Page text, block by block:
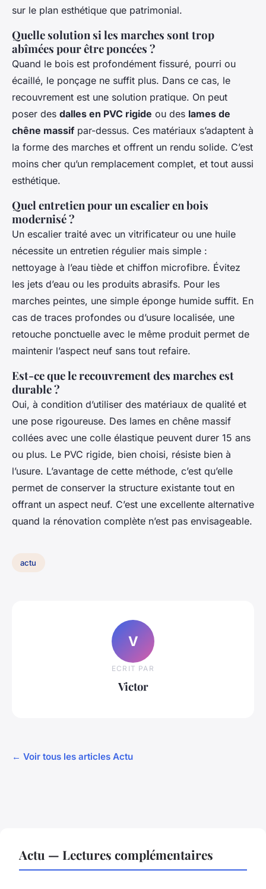
sur le plan esthétique que patrimonial.
Quelle solution si les marches sont trop
abîmées pour être poncées ?
Quand le bois est profondément fissuré, pourri ou
écaillé, le ponçage ne suffit plus. Dans ce cas, le
recouvrement est une solution pratique. On peut
poser des dalles en PVC rigide ou des lames de
chêne massif par-dessus. Ces matériaux s’adaptent à
la forme des marches et offrent un rendu solide. C’est
moins cher qu’un remplacement complet, et tout aussi
esthétique.
Quel entretien pour un escalier en bois
modernisé ?
Un escalier traité avec un vitrificateur ou une huile
nécessite un entretien régulier mais simple :
nettoyage à l’eau tiède et chiffon microfibre. Évitez
les jets d’eau ou les produits abrasifs. Pour les
marches peintes, une simple éponge humide suffit. En
cas de traces profondes ou d’usure localisée, une
retouche ponctuelle avec le même produit permet de
maintenir l’aspect neuf sans tout refaire.
Est-ce que le recouvrement des marches est
durable ?
Oui, à condition d’utiliser des matériaux de qualité et
une pose rigoureuse. Des lames en chêne massif
collées avec une colle élastique peuvent durer 15 ans
ou plus. Le PVC rigide, bien choisi, résiste bien à
l’usure. L’avantage de cette méthode, c’est qu’elle
permet de conserver la structure existante tout en
offrant un aspect neuf. C’est une excellente alternative
quand la rénovation complète n’est pas envisageable.
actu
V
ECRIT PAR
Victor
← Voir tous les articles Actu
Actu — Lectures complémentaires